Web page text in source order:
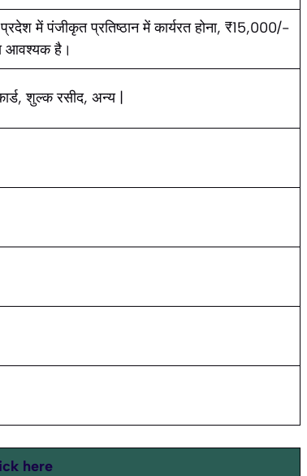
में पंजीकृत प्रतिष्ठान में कार्यरत होना, ₹15,000/-
आवश्यक है।
शुल्क रसीद, अन्य |
here